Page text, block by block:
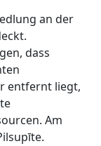
an der
dass
entfernt liegt,
Am